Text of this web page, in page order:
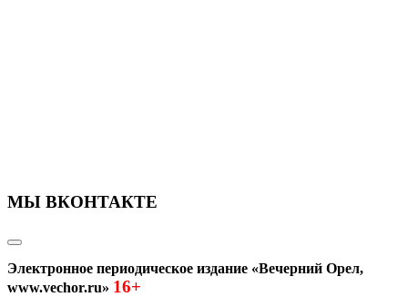
МЫ ВКОНТАКТЕ
Электронное периодическое издание «Вечерний Орел,
www.vechor.ru» 16+